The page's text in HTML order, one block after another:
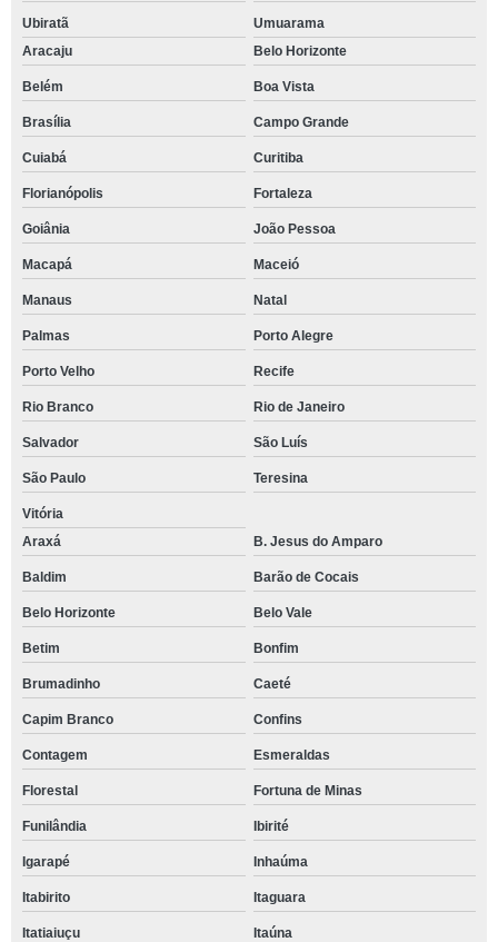
Ubiratã
Umuarama
Aracaju
Belo Horizonte
Belém Boa Vista
Brasília Campo Grande
Cuiabá Curitiba
Florianópolis Fortaleza
Goiânia João Pessoa
Macapá Maceió
Manaus Natal
Palmas Porto Alegre
Porto Velho Recife
Rio Branco Rio de Janeiro
Salvador São Luís
São Paulo Teresina
Vitória
Araxá
B. Jesus do Amparo
Baldim Barão de Cocais
Belo Horizonte Belo Vale
Betim Bonfim
Brumadinho Caeté
Capim Branco Confins
Contagem Esmeraldas
Florestal Fortuna de Minas
Funilândia Ibirité
Igarapé Inhaúma
Itabirito Itaguara
Itatiaiuçu Itaúna